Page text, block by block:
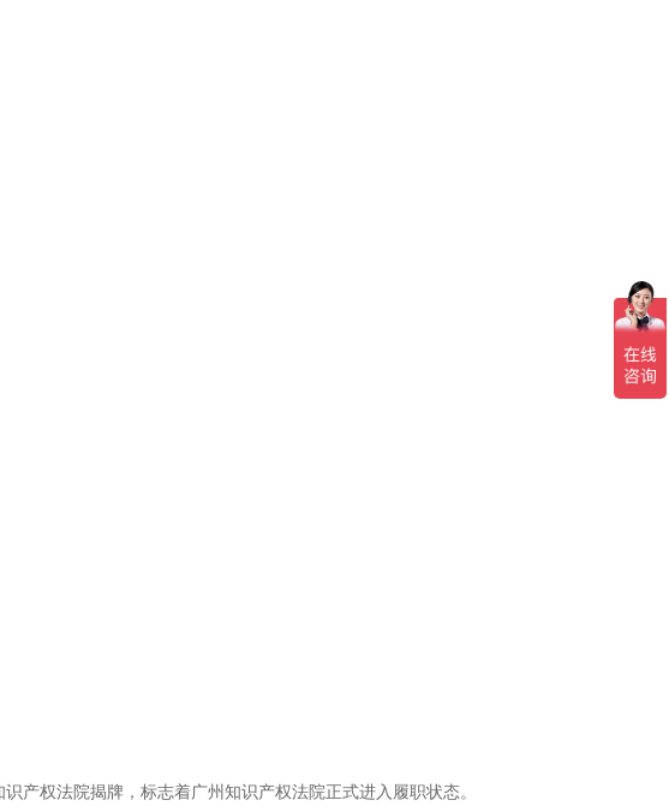
产权法院揭牌，标志着广州知识产权法院正式进入履职状态。